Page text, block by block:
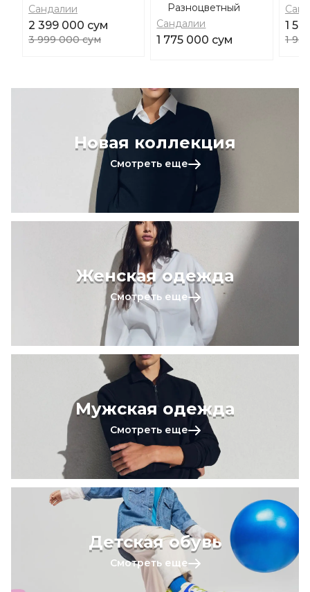
Сандалии
2 399 000 сум
3 999 000 сум
Разноцветный
Сандалии
1 775 000 сум
1
1
Новая коллекция
Смотреть еще
Женская одежда
Смотреть еще
Мужская одежда
Смотреть еще
Детская обувь
Смотреть еще